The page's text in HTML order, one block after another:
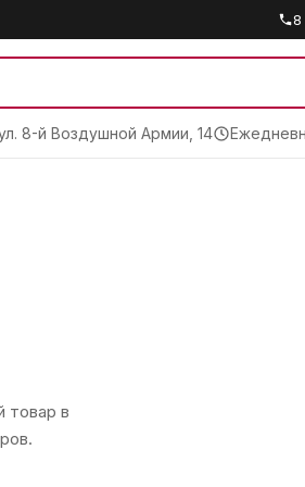
8
8-й Воздушной Армии, 14
товар в